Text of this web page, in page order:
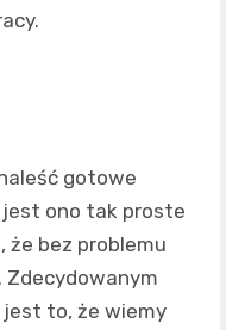
gotowe
jest ono tak proste
że bez problemu
Zdecydowanym
to, że wiemy